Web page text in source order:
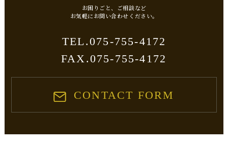
お困りごと、ご相談など
​​​​​​​お気軽にお問い合わせください。
TEL.075-755-4172
FAX.075-755-4172
CONTACT FORM